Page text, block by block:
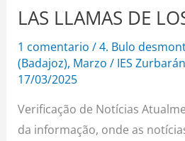
LAS LLAMAS DE
1 comentario /4. Bulo
(Badajoz), Marzo / IES
17/03/2025
Verificação de Notícias
da informação, onde as